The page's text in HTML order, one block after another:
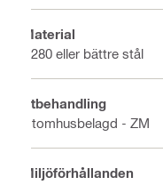
Material
S280 eller bättre stål
Ytbehandling
Utomhusbelagd - ZM
Miljöförhållanden